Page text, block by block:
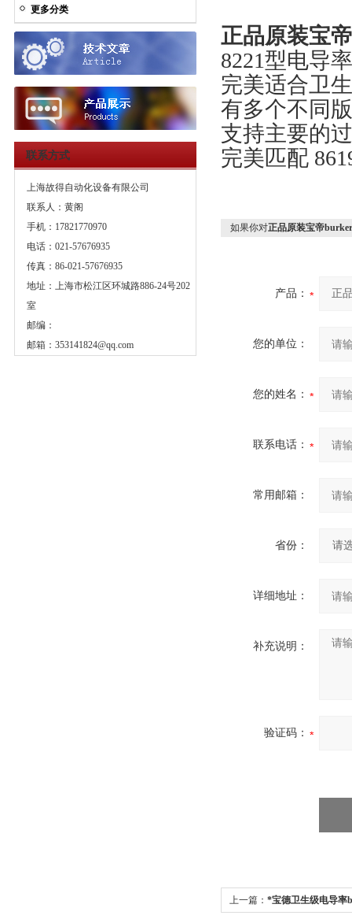
更多分类
联系方式
上海故得自动化设备有限公司
联系人：黄阁
手机：17821770970
电话：021-57676935
传真：86-021-57676935
地址：上海市松江区环城路886-24号202
室
邮编：
邮箱： 353141824@qq.com
正品原装宝
8221型电导
完美适合卫
有多个不同
支持主要的
完美匹配
如果你对正品原装宝帝
产品：
您的单位：
您的姓名：
联系电话：
常用邮箱：
省份：
详细地址：
补充说明：
验证码：
上一篇： *宝德卫生级电导率